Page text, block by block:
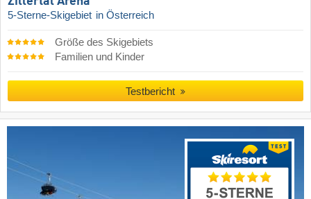
5-Sterne-Skigebiet in Österreich
Größe des Skigebiets
Familien und Kinder
Testbericht